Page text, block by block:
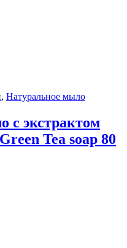
, Натуральное мыло
с экстрактом
Tea soap 80